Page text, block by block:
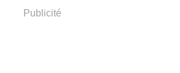
Publicité